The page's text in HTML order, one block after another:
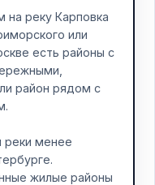
на реку Карповка
или
есть районы с
район рядом с
реки менее
жилые районы